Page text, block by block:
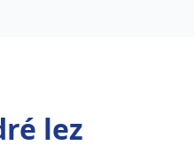
lez